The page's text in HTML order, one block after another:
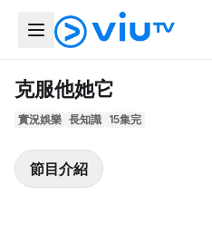
克服他她它
實況娛樂 長知識 15集完
節目介紹